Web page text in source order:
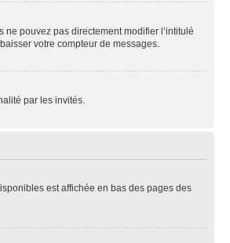
pouvez pas directement modifier l’intitulé
votre compteur de messages.
par les invités.
est affichée en bas des pages des